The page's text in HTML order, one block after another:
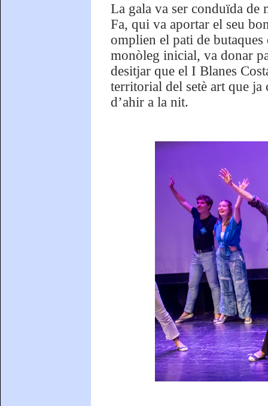
La gala va ser conduïda de
Fa, qui va aportar el seu
omplien el pati de butaques
monòleg inicial, va donar
desitjar que el I Blanes
territorial del setè art que ja
d’ahir a la nit.